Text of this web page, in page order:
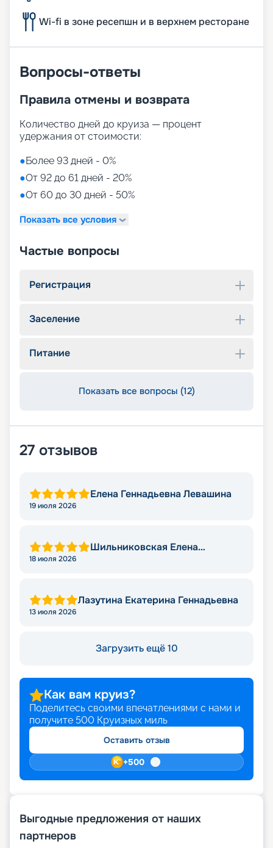
Wi-fi в зоне ресепшн и в верхнем ресторане
Вопросы-ответы
Правила отмены и возврата
Количество дней до круиза — процент
удержания от стоимости:
●Более 93 дней - 0%
●От 92 до 61 дней - 20%
●От 60 до 30 дней - 50%
Показать все условия
Частые вопросы
Регистрация
Заселение
Питание
Показать все вопросы (12)
27 отзывов
Елена Геннадьевна Левашина
19 июля 2026
Шильниковская Елена
18 июля 2026
Лазутина Екатерина Геннадьевна
13 июля 2026
Загрузить ещё 10
Как вам круиз?
Поделитесь своими впечатлениями с нами и
получите 500 Круизных миль
Оставить отзыв
+500
Выгодные предложения от наших
партнеров